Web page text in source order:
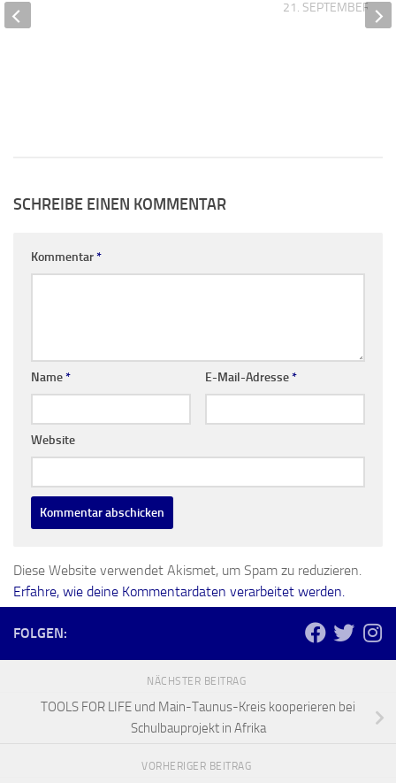
21. SEPTEMBER
SCHREIBE EINEN KOMMENTAR
Kommentar*
Name* E-Mail-Adresse*
Website
Diese Website verwendet Akismet, um Spam zu reduzieren.
Erfahre, wie deine Kommentardaten verarbeitet werden.
FOLGEN:
NÄCHSTER BEITRAG
TOOLS FOR LIFE und Main-Taunus-Kreis kooperieren bei
Schulbauprojekt in Afrika
VORHERIGER BEITRAG